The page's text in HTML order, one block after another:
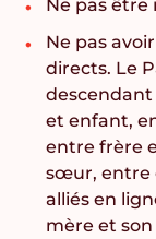
Ne pas être
Ne pas
directs. Le
et enfant,
entre frère
sœur, entre
alliés en
mère et